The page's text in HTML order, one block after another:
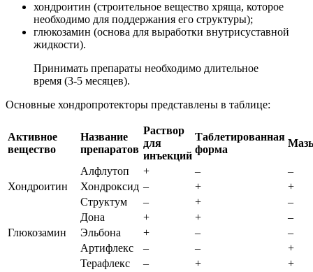
хондроитин (строительное вещество хряща, которое
необходимо для поддержания его структуры);
глюкозамин (основа для выработки внутрисуставной
жидкости).
Принимать препараты необходимо длительное
время (3-5 месяцев).
Основные хондропротекторы представлены в таблице:
Активное
вещество
Название
препаратов
Раствор
для
инъекций
Таблетированная
форма
Мазь
Хондроитин
Алфлутоп + –
–
Хондроксид – +
+
Структум
– + –
Глюкозамин
Дона + +
–
Эльбона
+ –
–
Артифлекс
– – +
Терафлекс – +
+